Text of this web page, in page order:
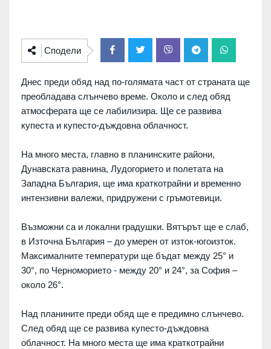
Сподели
Днес преди обяд над по-голямата част от страната ще
преобладава слънчево време. Около и след обяд
атмосферата ще се лабилизира. Ще се развива
купеста и купесто-дъждовна облачност.
На много места, главно в планинските райони,
Дунавската равнина, Лудогорието и полетата на
Западна България, ще има краткотрайни и временно
интензивни валежи, придружени с гръмотевици.
Възможни са и локални градушки. Вятърът ще е слаб,
в Източна България – до умерен от изток-югоизток.
Максималните температури ще бъдат между 25° и
30°, по Черноморието - между 20° и 24°, за София –
около 26°.
Над планините преди обяд ще е предимно слънчево.
След обяд ще се развива купесто-дъждовна
облачност. На много места ще има краткотрайни